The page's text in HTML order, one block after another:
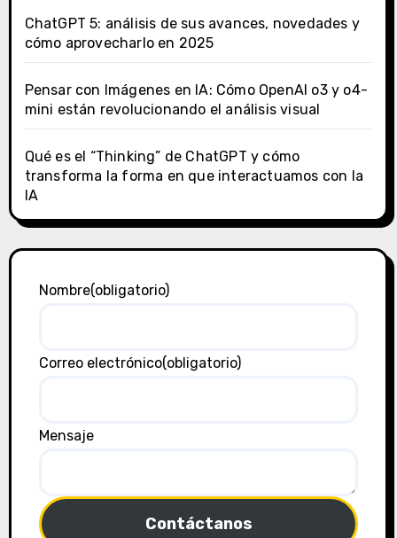
ChatGPT 5: análisis de sus avances, novedades y
cómo aprovecharlo en 2025
Pensar con Imágenes en IA: Cómo OpenAI o3 y o4-
mini están revolucionando el análisis visual
Qué es el “Thinking” de ChatGPT y cómo
transforma la forma en que interactuamos con la
IA
Nombre(obligatorio)
Correo electrónico(obligatorio)
Mensaje
Contáctanos